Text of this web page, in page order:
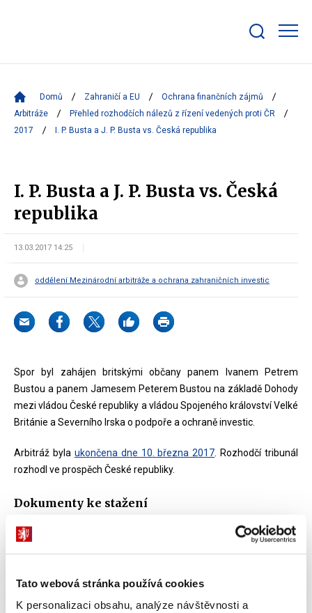
Tato webová stránka používá cookies
K personalizaci obsahu, analýze návštěvnosti a
bar
Domů Zahraničí a EU
Ochrana finančních zájmů
Arbitráže
Přehled rozhodčích nálezů z řízení vedených proti ČR
2017
I. P. Busta a J. P. Busta vs. Česká republika
I. P. Busta a J. P. Busta vs. Česká
republika
13.03.2017 14:25
oddělení Mezinárodní arbitráže a ochrana zahraničních investic
Spor byl zahájen britskými občany panem Ivanem Petrem
Bustou a panem Jamesem Peterem Bustou na základě Dohody
mezi vládou České republiky a vládou Spojeného království Velké
Británie a Severního Irska o podpoře a ochraně investic.
Arbitráž byla ukončena dne 10. března 2017 . Rozhodčí tribunál
rozhodl ve prospěch České republiky.
Dokumenty ke stažení
republika
PDF (751kB)